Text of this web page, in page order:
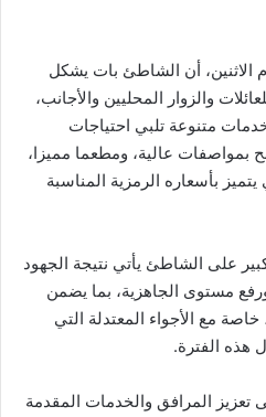
الاثنين، أن الشاطئ بات يشكل
والزوار المحليين والأجانب،
متنوعة تلبي احتياجات
عالية، ومطعما مميزا،
بأسعاره الرمزية المناسبة
على الشاطئ يأتي نتيجة الجهود
مستوى الجاهزية، بما يضمن
خاصة مع الأجواء المعتدلة التي
هذه الفترة.
المرافق والخدمات المقدمة